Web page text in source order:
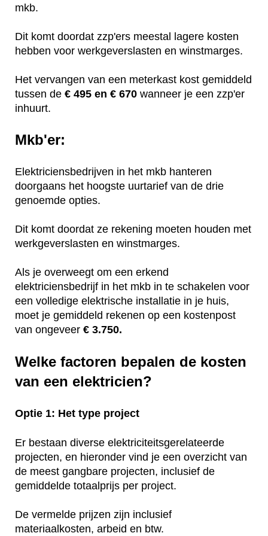
mkb.
Dit komt doordat zzp'ers meestal lagere kosten
hebben voor werkgeverslasten en winstmarges.
Het vervangen van een meterkast kost gemiddeld
tussen de € 495 en € 670 wanneer je een zzp'er
inhuurt.
Mkb'er:
Elektriciensbedrijven in het mkb hanteren
doorgaans het hoogste uurtarief van de drie
genoemde opties.
Dit komt doordat ze rekening moeten houden met
werkgeverslasten en winstmarges.
Als je overweegt om een erkend
elektriciensbedrijf in het mkb in te schakelen voor
een volledige elektrische installatie in je huis,
moet je gemiddeld rekenen op een kostenpost
van ongeveer € 3.750.
Welke factoren bepalen de kosten
van een elektricien?
Optie 1: Het type project
Er bestaan diverse elektriciteitsgerelateerde
projecten, en hieronder vind je een overzicht van
de meest gangbare projecten, inclusief de
gemiddelde totaalprijs per project.
De vermelde prijzen zijn inclusief
materiaalkosten, arbeid en btw.